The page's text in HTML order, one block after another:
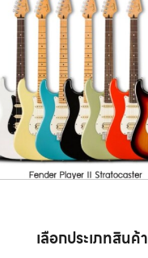
เลือกประเภทสินค้า